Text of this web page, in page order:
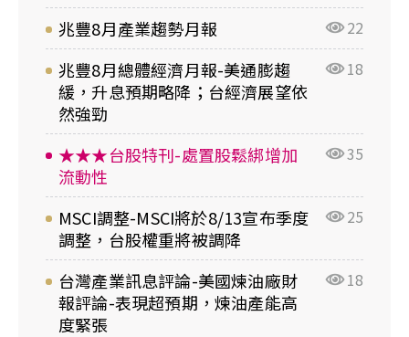
兆豐8月產業趨勢月報 22
兆豐8月總體經濟月報-美通膨趨
緩，升息預期略降；台經濟展望依
然強勁
18
★★★台股特刊-處置股鬆綁增加
流動性
35
MSCI調整-MSCI將於8/13宣布季度
調整，台股權重將被調降
25
台灣產業訊息評論-美國煉油廠財
報評論-表現超預期，煉油產能高
度緊張
18